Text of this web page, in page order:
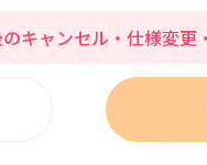
キャンセル・仕様変更